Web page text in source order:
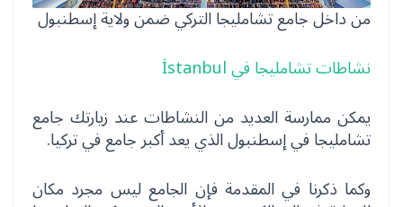
من داخل جامع تشامليجا التركي ضمن ولاية إسطنبول
نشاطات تشامليجا في İstanbul
يمكن ممارسة العديد من النشاطات عند زيارتك جامع
تشامليجا في إسطنبول الذي يعد أكبر جامع في تركيا.
وكما ذكرنا في المقدمة فإن الجامع ليس مجرد مكان